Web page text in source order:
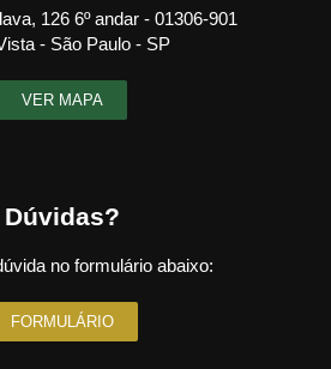
126 6º andar - 01306-901
- São Paulo - SP
VER MAPA
Dúvidas?
no formulário abaixo:
FORMULÁRIO